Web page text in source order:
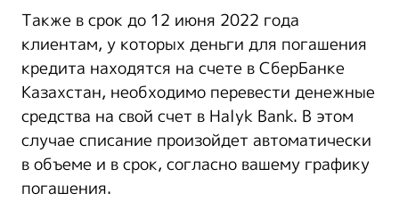
Также в срок до 12 июня 2022 года
клиентам, у которых деньги для погашения
кредита находятся на счете в СберБанке
Казахстан, необходимо перевести денежные
средства на свой счет в Halyk Bank. В этом
случае списание произойдет автоматически
в объеме и в срок, согласно вашему графику
погашения.